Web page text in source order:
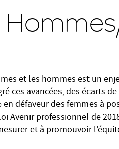
et les hommes est un
ces avancées, des écarts
défaveur des femmes à
Avenir professionnel de
et à promouvoir